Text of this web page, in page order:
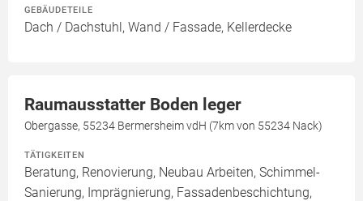
GEBÄUDETEILE
Dach / Dachstuhl, Wand / Fassade, Kellerdecke
Raumausstatter Boden leger
Obergasse, 55234 Bermersheim vdH (7km von 55234 Nack)
TÄTIGKEITEN
Beratung, Renovierung, Neubau Arbeiten, Schimmel-
Sanierung, Imprägnierung, Fassadenbeschichtung,